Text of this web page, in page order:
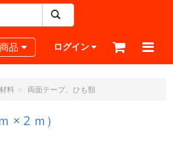
Toggle navigation
商品 ログイン
料 両面テープ、ひも類
× 2 ｍ）